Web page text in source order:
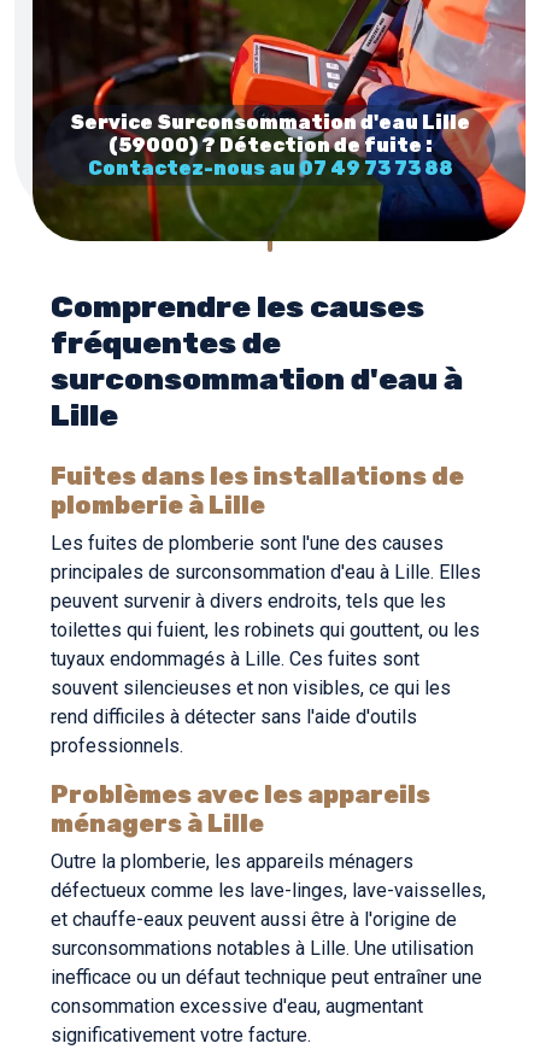
Service Surconsommation d'eau Lille
(59000) ? Détection de fuite :
Contactez-nous au 07 49 73 73 88
Comprendre les causes
fréquentes de
surconsommation d'eau à
Lille
Fuites dans les installations de
plomberie à Lille
Les fuites de plomberie sont l'une des causes
principales de surconsommation d'eau à Lille. Elles
peuvent survenir à divers endroits, tels que les
toilettes qui fuient, les robinets qui gouttent, ou les
tuyaux endommagés à Lille. Ces fuites sont
souvent silencieuses et non visibles, ce qui les
rend difficiles à détecter sans l'aide d'outils
professionnels.
Problèmes avec les appareils
ménagers à Lille
Outre la plomberie, les appareils ménagers
défectueux comme les lave-linges, lave-vaisselles,
et chauffe-eaux peuvent aussi être à l'origine de
surconsommations notables à Lille. Une utilisation
inefficace ou un défaut technique peut entraîner une
consommation excessive d'eau, augmentant
significativement votre facture.